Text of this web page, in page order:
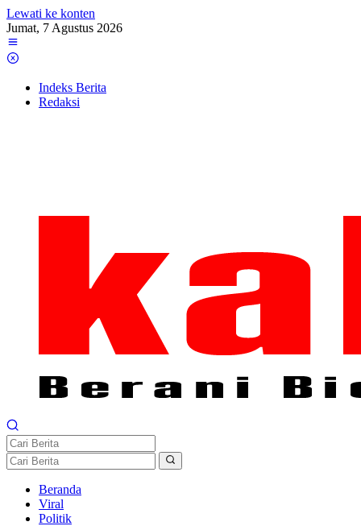
Lewati ke konten
Jumat, 7 Agustus 2026
Indeks Berita
Redaksi
Beranda
Viral
Politik